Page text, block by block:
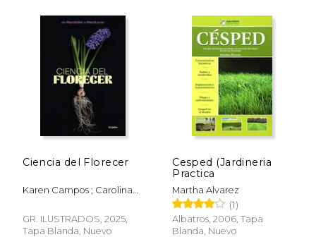
50% $ 59.39 50%
Ciencia del Florecer
Karen Campos ; Carolina
Navia
GR. ILUSTRADOS, 2025,
Tapa Blanda, Nuevo
Cesped (Jardineria
Practica
Martha Alvarez
(1)
Albatros, 2006, Tapa
Blanda, Nuevo